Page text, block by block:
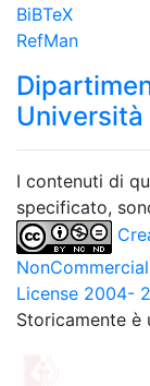
BiBTeX
RefMan
Università
I contenuti di
specificato,
License 2004-
Storicamente è